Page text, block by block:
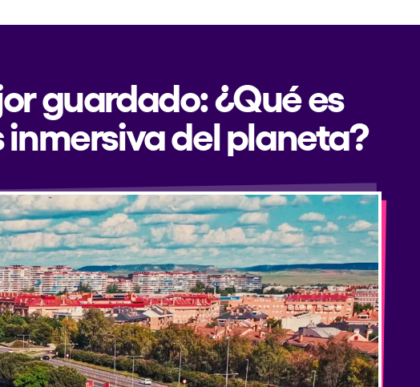
guardado: ¿Qué es
del planeta?